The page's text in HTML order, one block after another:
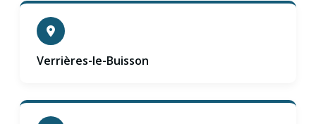
Verrières-le-Buisson